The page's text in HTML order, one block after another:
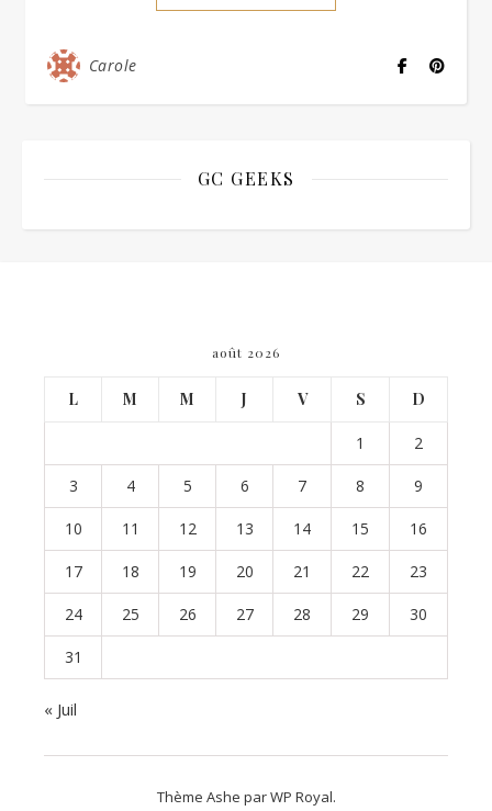
Carole
GC GEEKS
août 2026
L M M J V S D
1 2
3 4 5 6 7 8 9
10 11 12 13 14 15 16
17 18 19 20 21 22 23
24 25 26 27 28 29 30
31
« Juil
Thème Ashe parWP Royal.